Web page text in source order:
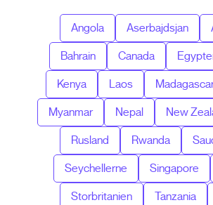
Angola Aserbajdsjan
Bahrain
Canada
Kenya
Laos
Myanmar
Nepal New
Rusland
Rwanda
Seychellerne
Singapore
Storbritanien
Tanzania